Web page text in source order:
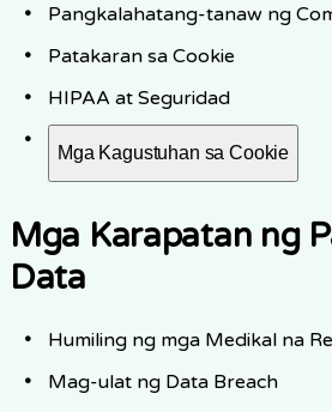
Pangkalahatang-tanaw ng
Patakaran sa Cookie
HIPAA at Seguridad
Mga Kagustuhan sa Cookie
Mga Karapatan ng
Data
Humiling ng mga Medikal na
Mag-ulat ng Data Breach